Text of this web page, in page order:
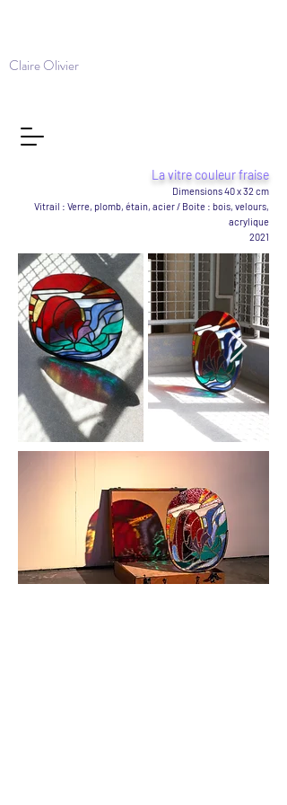
Claire Olivier
La vitre couleur fraise
Dimensions 40 x 32 cm
Vitrail : Verre, plomb, étain, acier / Boite : bois, velours,
acrylique
2021